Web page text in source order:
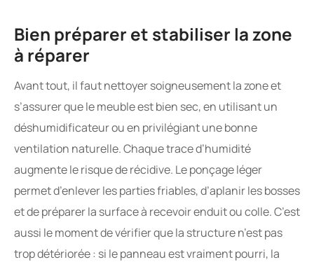
Bien préparer et stabiliser la zone
à réparer
Avant tout, il faut nettoyer soigneusement la zone et
s’assurer que le meuble est bien sec, en utilisant un
déshumidificateur ou en privilégiant une bonne
ventilation naturelle. Chaque trace d’humidité
augmente le risque de récidive. Le ponçage léger
permet d’enlever les parties friables, d’aplanir les bosses
et de préparer la surface à recevoir enduit ou colle. C’est
aussi le moment de vérifier que la structure n’est pas
trop détériorée : si le panneau est vraiment pourri, la